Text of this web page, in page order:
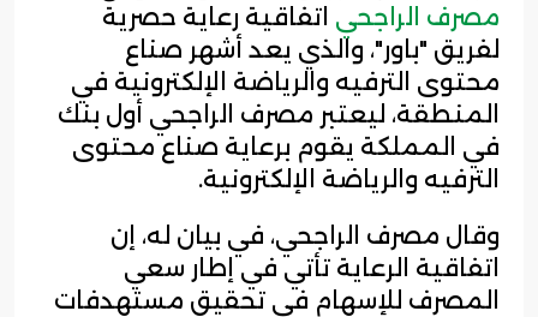
مصرف الراجحي اتفاقية رعاية حصرية
لفريق "باور"، والذي يعد أشهر صناع
محتوى الترفيه والرياضة الإلكترونية في
المنطقة، ليعتبر مصرف الراجحي أول بنك
في المملكة يقوم برعاية صناع محتوى
الترفيه والرياضة الإلكترونية.
وقال مصرف الراجحي، في بيان له، إن
اتفاقية الرعاية تأتي في إطار سعي
المصرف للإسهام في تحقيق مستهدفات